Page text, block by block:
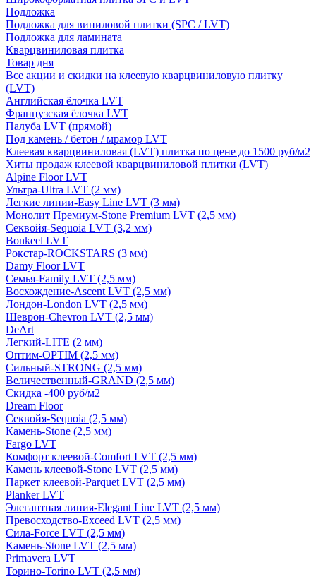
Подложка
Подложка для виниловой плитки (SPC / LVT)
Подложка для ламината
Кварцвиниловая плитка
Товар дня
Все акции и скидки на клеевую кварцвиниловую плитку
(LVT)
Английская ёлочка LVT
Французская ёлочка LVT
Палуба LVT (прямой)
Под камень / бетон / мрамор LVT
Клеевая кварцвиниловая (LVT) плитка по цене до 1500 руб/м2
Хиты продаж клеевой кварцвиниловой плитки (LVT)
Alpine Floor LVT
Ультра-Ultra LVT (2 мм)
Легкие линии-Easy Line LVT (3 мм)
Монолит Премиум-Stone Premium LVT (2,5 мм)
Секвойя-Sequoia LVT (3,2 мм)
Bonkeel LVT
Рокстар-ROCKSTARS (3 мм)
Damy Floor LVT
Семья-Family LVT (2,5 мм)
Восхождение-Ascent LVT (2,5 мм)
Лондон-London LVT (2,5 мм)
Шеврон-Chevron LVT (2,5 мм)
DeArt
Легкий-LITE (2 мм)
Оптим-OPTIM (2,5 мм)
Сильный-STRONG (2,5 мм)
Величественный-GRAND (2,5 мм)
Скидка -400 руб/м2
Dream Floor
Секвойя-Sequoia (2,5 мм)
Камень-Stone (2,5 мм)
Fargo LVT
Комфорт клеевой-Comfort LVT (2,5 мм)
Камень клеевой-Stone LVT (2,5 мм)
Паркет клеевой-Parquet LVT (2,5 мм)
Planker LVT
Элегантная линия-Elegant Line LVT (2,5 мм)
Превосходство-Exceed LVT (2,5 мм)
Сила-Force LVT (2,5 мм)
Камень-Stone LVT (2,5 мм)
Primavera LVT
Торино-Torino LVT (2,5 мм)